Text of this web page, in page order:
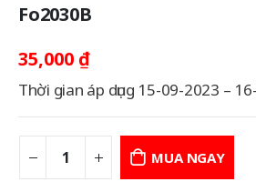
Fo2030B
35,000 ₫
Thời gian áp dụng 15-09-2023 –
MUA NGAY